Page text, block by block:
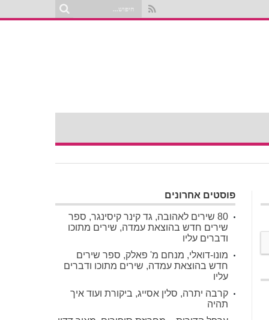
פוסטים אחרונים
80 שירים לאהובה, גד קינר קיסינגר, ספר
שירים חדש בהוצאת עמדה, שירים מתוכו
ודברים עליו
מונו-דואלי, מנחם מ' פאלק, ספר שירים
חדש בהוצאת עמדה, שירים מתוכו ודברים
עליו
קרבה יתרה, סלין אסייג, ביקורת ועוד איך
תהיה